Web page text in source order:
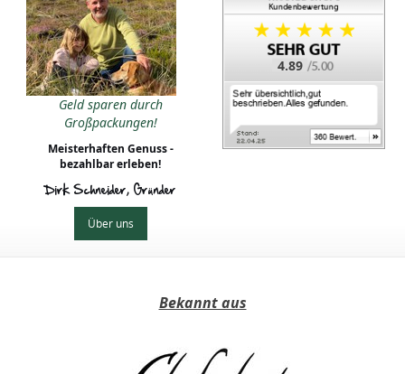
Geld sparen durch
Großpackungen!
Meisterhaften Genuss -
bezahlbar erleben!
Dirk Schneider, Gründer
Über uns
4.89
Bekannt aus